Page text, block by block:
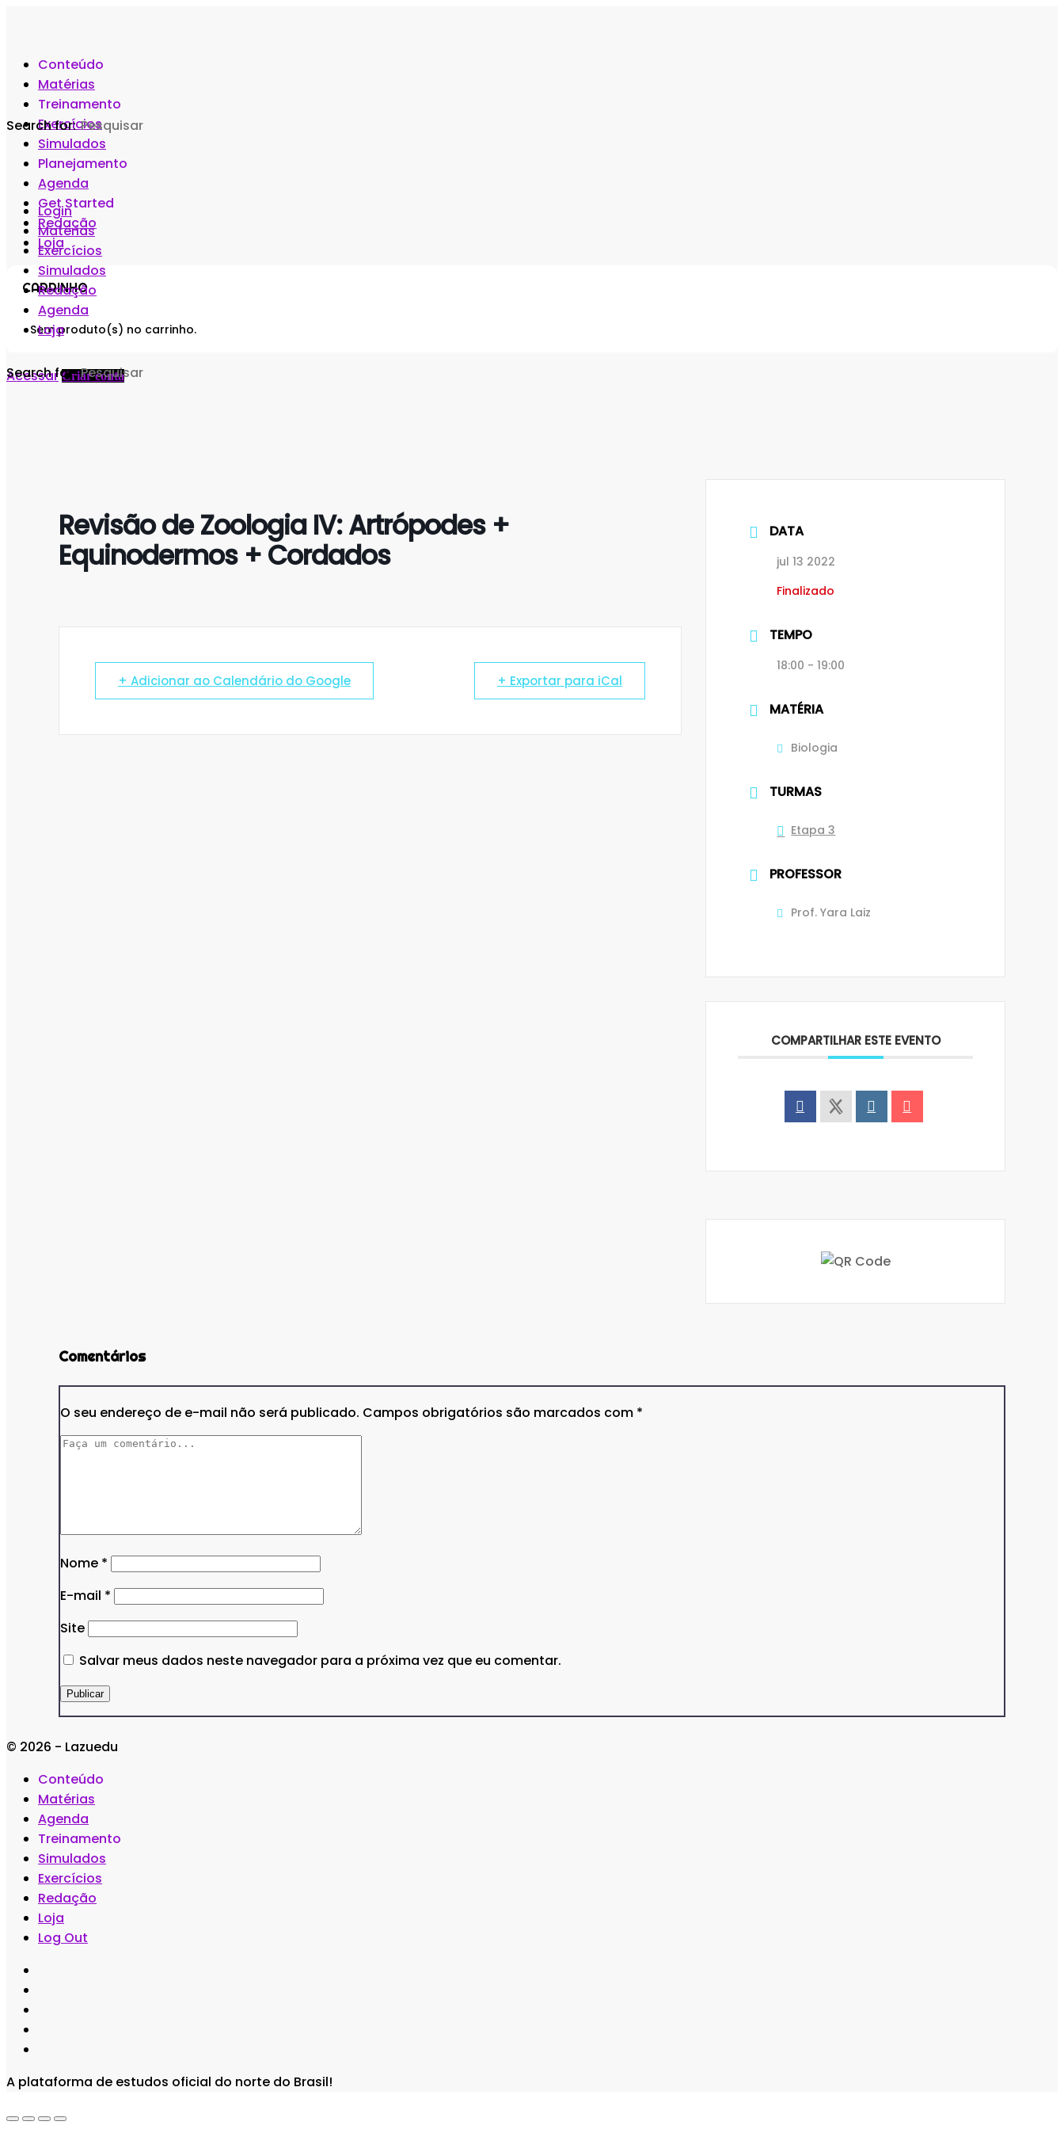
Conteúdo
Matérias
Treinamento
Exercícios
Simulados
Planejamento
Agenda
Get Started
Redação
Loja
CARRINHO
Sem produto(s) no carrinho.
Acessar Criar conta
Search for:
Login
Matérias
Exercícios
Simulados
Redação
Agenda
Loja
Search for:
Revisão de Zoologia IV: Artrópodes +
Equinodermos + Cordados
+ Adicionar ao Calendário do Google + Exportar para iCal
DATA
jul 13 2022
Finalizado
TEMPO
18:00 - 19:00
MATÉRIA
Biologia
TURMAS
Etapa 3
PROFESSOR
Prof. Yara Laiz
COMPARTILHAR ESTE EVENTO
Comentários
O seu endereço de e-mail não será publicado. Campos obrigatórios são marcados com *
Nome *
E-mail *
Site
Salvar meus dados neste navegador para a próxima vez que eu comentar.
© 2026 - Lazuedu
Conteúdo
Matérias
Agenda
Treinamento
Simulados
Exercícios
Redação
Loja
Log Out
A plataforma de estudos oficial do norte do Brasil!